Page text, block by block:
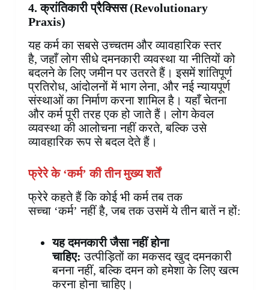
4. क्रांतिकारी प्रैक्सिस (Revolutionary
Praxis)
यह कर्म का सबसे उच्चतम और व्यावहारिक स्तर
है, जहाँ लोग सीधे दमनकारी व्यवस्था या नीतियों को
बदलने के लिए जमीन पर उतरते हैं। इसमें शांतिपूर्ण
प्रतिरोध, आंदोलनों में भाग लेना, और नई न्यायपूर्ण
संस्थाओं का निर्माण करना शामिल है। यहाँ चेतना
और कर्म पूरी तरह एक हो जाते हैं। लोग केवल
व्यवस्था की आलोचना नहीं करते, बल्कि उसे
व्यावहारिक रूप से बदल देते हैं।
फ्रेरे के ‘कर्म’ की तीन मुख्य शर्तें
फ्रेरे कहते हैं कि कोई भी कर्म तब तक
सच्चा ‘कर्म’ नहीं है, जब तक उसमें ये तीन बातें न हों:
यह दमनकारी जैसा नहीं होना
चाहिए: उत्पीड़ितों का मकसद खुद दमनकारी
बनना नहीं, बल्कि दमन को हमेशा के लिए खत्म
करना होना चाहिए।